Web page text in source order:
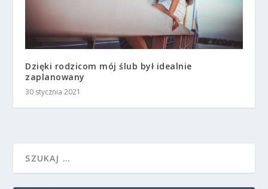
Dzięki rodzicom mój ślub był idealnie
zaplanowany
30 stycznia 2021